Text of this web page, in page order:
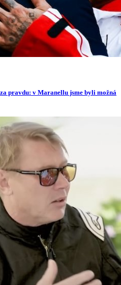
pravdu: v Maranellu jsme byli možná